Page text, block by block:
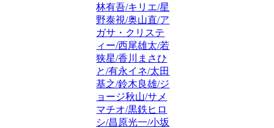
林有吾/キリエ/星
野泰視/奥山直/ア
ガサ・クリステ
ィー/西尾雄太/若
狭星/香川まさひ
と/有永イネ/太田
基之/鈴木良雄/ジ
ョージ秋山/サメ
マチオ/黒鉄ヒロ
シ/昌原光一/小坂